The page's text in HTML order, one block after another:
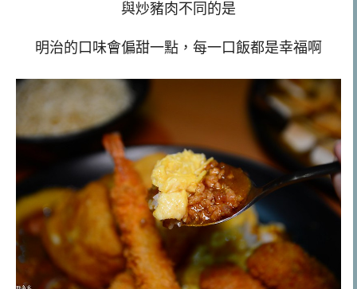
與炒豬肉不同的是
明治的口味會偏甜一點，每一口飯都是幸福啊